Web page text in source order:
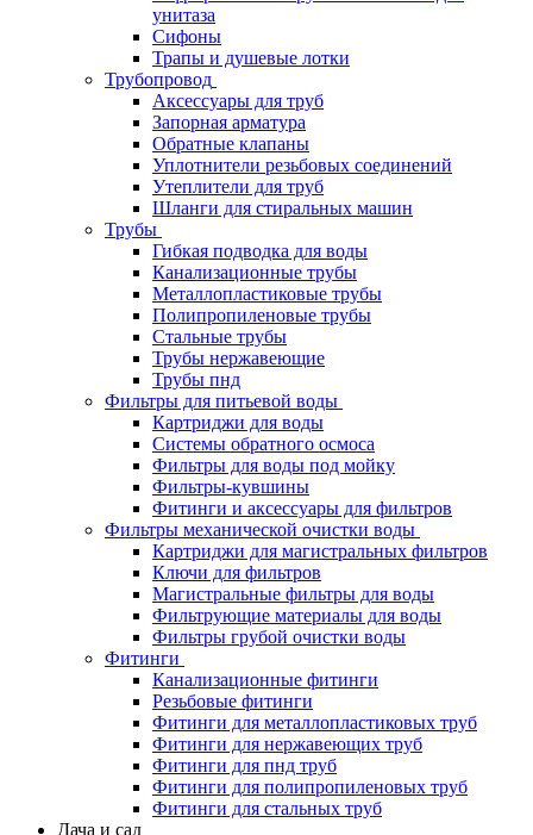
унитаза
Сифоны
Трапы и душевые лотки
Трубопровод
Аксессуары для труб
Запорная арматура
Обратные клапаны
Уплотнители резьбовых соединений
Утеплители для труб
Шланги для стиральных машин
Трубы
Гибкая подводка для воды
Канализационные трубы
Металлопластиковые трубы
Полипропиленовые трубы
Стальные трубы
Трубы нержавеющие
Трубы пнд
Фильтры для питьевой воды
Картриджи для воды
Системы обратного осмоса
Фильтры для воды под мойку
Фильтры-кувшины
Фитинги и аксессуары для фильтров
Фильтры механической очистки воды
Картриджи для магистральных фильтров
Ключи для фильтров
Магистральные фильтры для воды
Фильтрующие материалы для воды
Фильтры грубой очистки воды
Фитинги
Канализационные фитинги
Резьбовые фитинги
Фитинги для металлопластиковых труб
Фитинги для нержавеющих труб
Фитинги для пнд труб
Фитинги для полипропиленовых труб
Фитинги для стальных труб
Дача и сад